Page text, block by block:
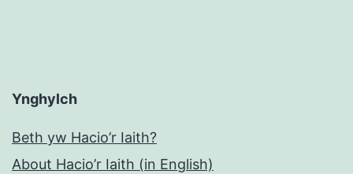
Ynghylch
Beth yw Hacio’r Iaith?
About Hacio’r Iaith (in English)